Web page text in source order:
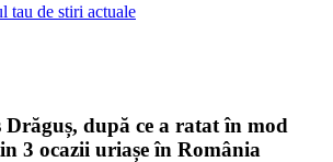
Drăguș, după ce a ratat în mod
3 ocazii uriașe în România